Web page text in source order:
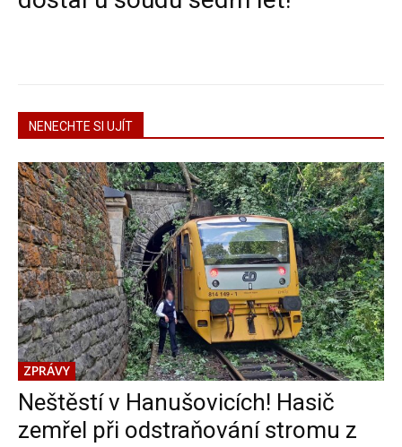
NENECHTE SI UJÍT
ZPRÁVY
Neštěstí v Hanušovicích! Hasič
zemřel při odstraňování stromu z